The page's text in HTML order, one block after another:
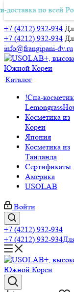
+7 (4212) 932-934
+7 (4212) 932-934
info@frangipani-dv.ru
Авиа-доставка
по всей
Каталог
!Спа-
Косметика из
Кореи
Япония
Косметика из
Таиланда
Сертификаты
Америка
USOLAB
Войти
+7 (4212) 932-934
+7 (4212) 932-934